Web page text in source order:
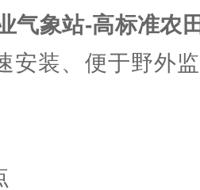
气象站-高标准农
安装、便于野外